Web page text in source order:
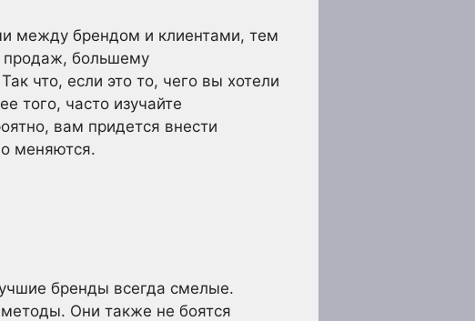
между брендом и клиентами, тем
продаж, большему
что, если это то, чего вы хотели
того, часто изучайте
вам придется внести
меняются.
бренды всегда смелые.
Они также не боятся